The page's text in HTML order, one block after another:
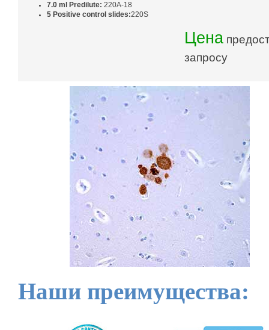
7.0 ml Predilute: 220A-18
5 Positive control slides:220S
Цена
запросу
Наши преимущества: